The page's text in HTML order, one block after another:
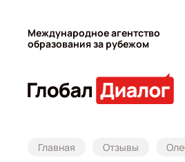
Международное агентство
образования за рубежом
Главная Отзывы